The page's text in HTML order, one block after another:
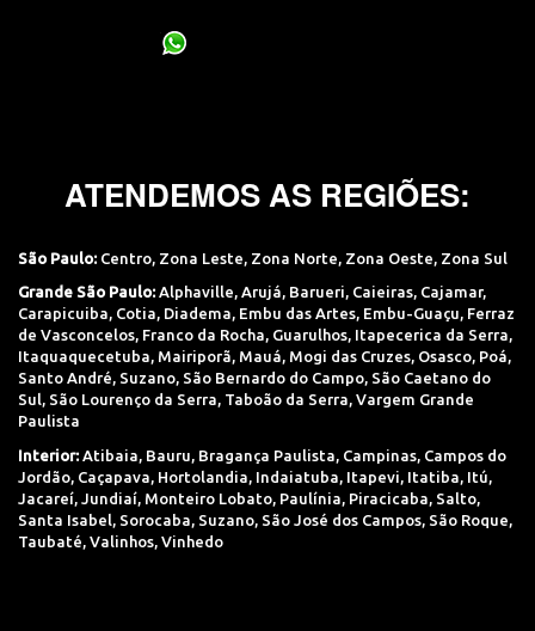
ATENDEMOS AS REGIÕES:
São Paulo: Centro Zona Leste Zona Norte Zona Oeste Zona Sul
Grande São Paulo: Alphaville, Arujá, Barueri, Caieiras, Cajamar,
Carapicuiba, Cotia, Diadema, Embu das Artes, Embu-Guaçu, Ferraz
de Vasconcelos, Franco da Rocha, Guarulhos, Itapecerica da Serra,
Itaquaquecetuba, Mairiporã, Mauá, Mogi das Cruzes, Osasco, Poá,
Santo André, Suzano, São Bernardo do Campo, São Caetano do
Sul, São Lourenço da Serra, Taboão da Serra, Vargem Grande
Paulista
Interior: Atibaia Bauru Bragança Paulista Campinas Campos do
Jordão Caçapava Hortolandia Indaiatuba Itapevi Itatiba Itú
Jacareí
Jundiaí Monteiro Lobato Paulínia Piracicaba Salto
Santa Isabel Sorocaba Suzano São José dos Campos São Roque
Taubaté Valinhos Vinhedo